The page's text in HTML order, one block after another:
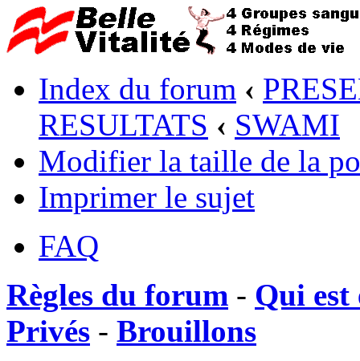
Index du forum ‹
RESULTATS ‹ SWAMI
Modifier la taille de la
Imprimer le sujet
FAQ
Règles du forum - Qui est
Privés - Brouillons